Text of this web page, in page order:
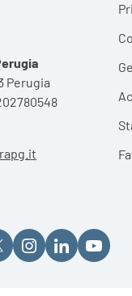
Perugia